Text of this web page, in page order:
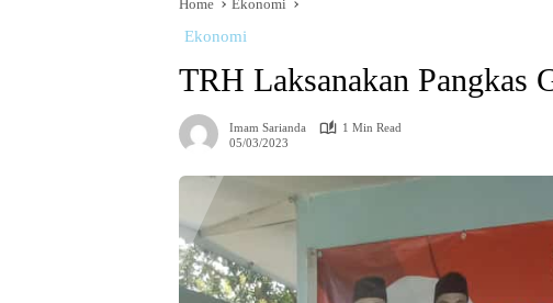
Home Ekonomi
Ekonomi
TRH Laksanakan Pangkas
Imam Sarianda
1 Min Read
05/03/2023
Agraria Agraria